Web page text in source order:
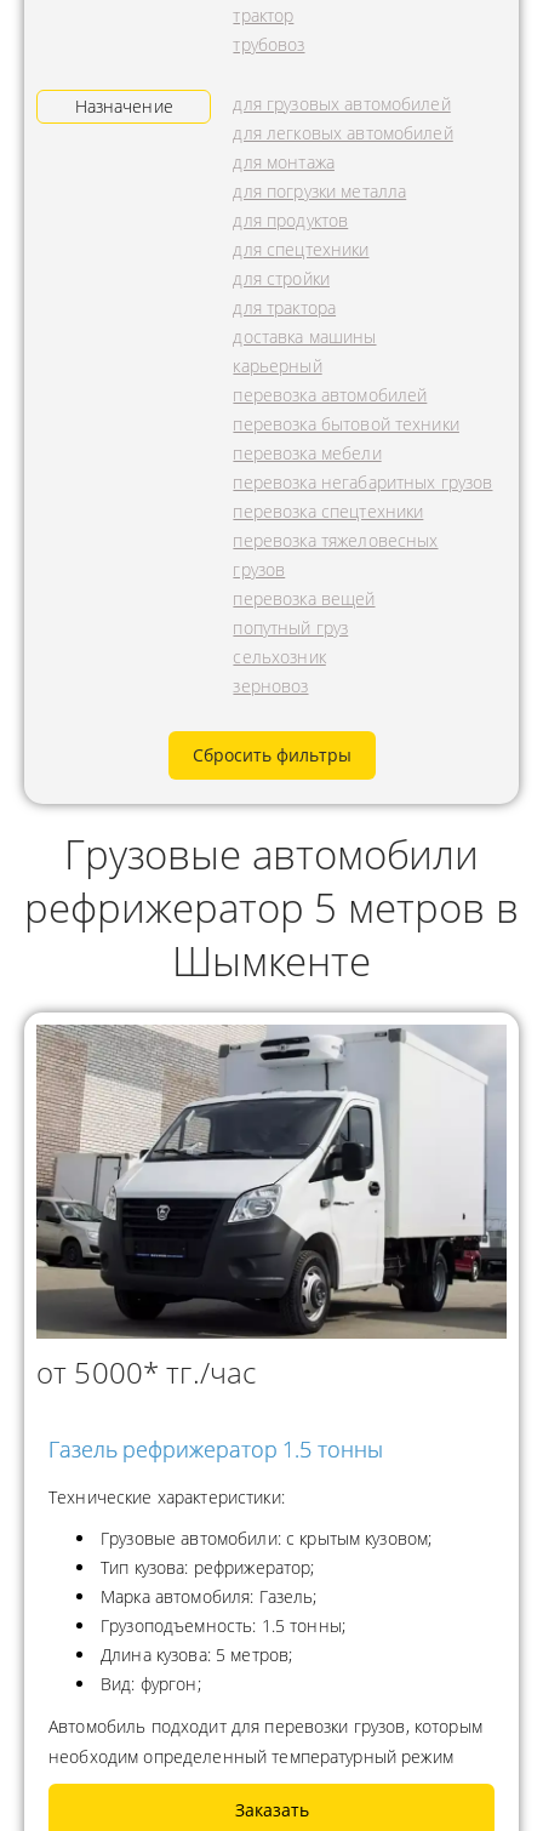
трактор
трубовоз
Назначение
для грузовых автомобилей
для легковых автомобилей
для монтажа
для погрузки металла
для продуктов
для спецтехники
для стройки
для трактора
доставка машины
карьерный
перевозка автомобилей
перевозка бытовой техники
перевозка мебели
перевозка негабаритных грузов
перевозка спецтехники
перевозка тяжеловесных
грузов
перевозка вещей
попутный груз
сельхозник
зерновоз
Сбросить фильтры
Грузовые автомобили
рефрижератор 5 метров в
Шымкенте
от 5000* тг./час
Газель рефрижератор 1.5 тонны
Технические характеристики:
Грузовые автомобили: с крытым кузовом;
Тип кузова: рефрижератор;
Марка автомобиля: Газель;
Грузоподъемность: 1.5 тонны;
Длина кузова: 5 метров;
Вид: фургон;
Автомобиль подходит для перевозки грузов, которым
необходим определенный температурный режим
Заказать